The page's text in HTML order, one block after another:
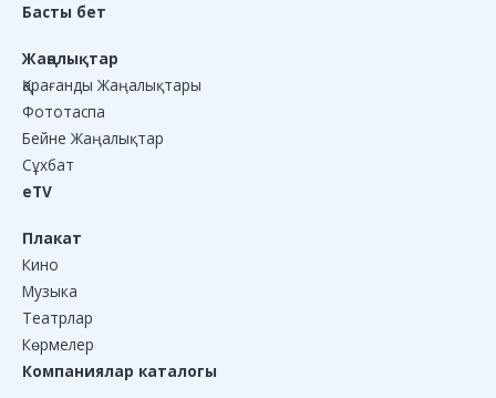
Басты бет
Жаңалықтар
Қарағанды Жаңалықтары
Фототаспа
Бейне Жаңалықтар
Сұхбат
eTV
Плакат
Кино
Музыка
Театрлар
Көрмелер
Компаниялар каталогы